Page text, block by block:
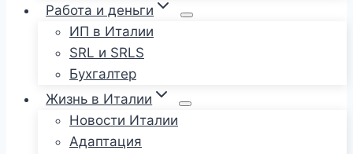
Работа и деньги
ИП в Италии
SRL и SRLS
Бухгалтер
Жизнь в Италии
Новости Италии
Адаптация